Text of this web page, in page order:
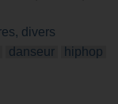
divers
danseur hiphop